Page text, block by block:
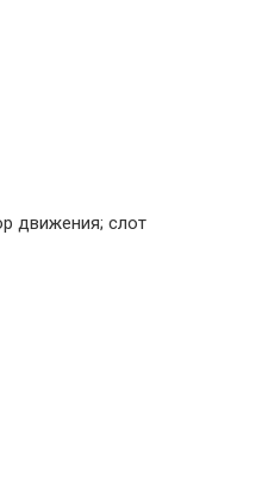
движения; слот